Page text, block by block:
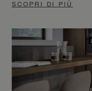
SCOPRI DI PIÙ